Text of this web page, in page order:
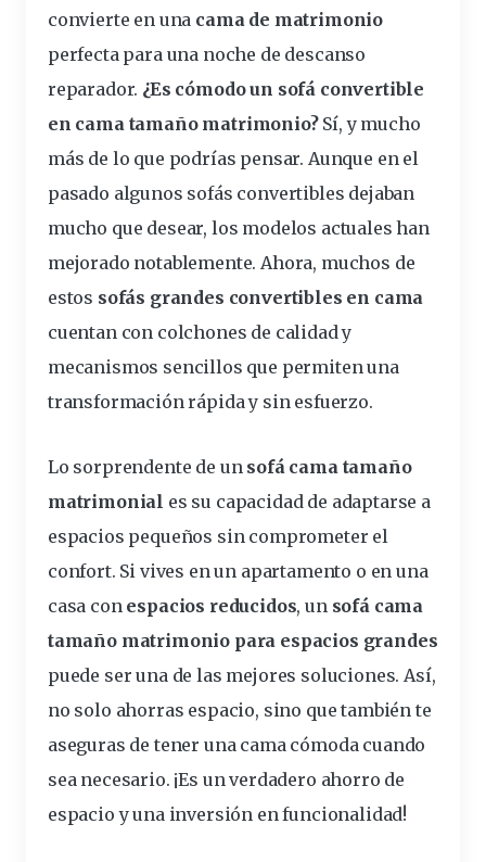
convierte en una cama de matrimonio
perfectapara una noche de descanso
reparador. ¿Es cómodoun sofá convertible
en cama tamaño matrimonio?Sí, y mucho
más de lo que podrías pensar. Aunque en el
pasado algunos sofás convertibles dejaban
mucho que desear, los modelos actuales han
mejorado notablemente. Ahora, muchos de
estos sofás grandes convertibles en cama
cuentancon colchones de calidady
mecanismos sencillos que permiten una
transformación rápida y sin esfuerzo.
Lo sorprendente de un sofá cama tamaño
matrimonial es su capacidad de adaptarse a
espacios pequeños sin comprometer el
confort. Si vives en un apartamento o en una
casa con espacios reducidos, un sofá cama
tamaño matrimonio para espacios grandes
puede ser una de las mejores soluciones. Así,
no solo ahorras espacio, sino que también te
aseguras de tener una cama cómoda cuando
sea necesario. ¡Es un verdadero ahorro de
espacio y una inversión enfuncionalidad!